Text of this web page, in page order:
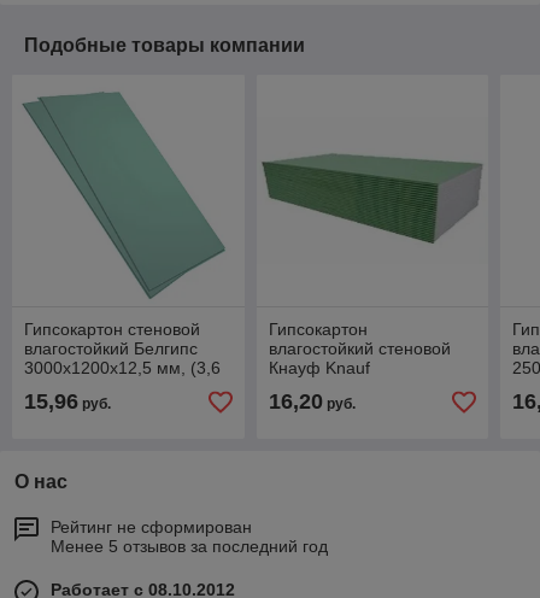
Подобные товары компании
Гипсокартон стеновой
влагостойкий Белгипс
3000x1200x12,5 мм, (3,6
15,96 руб.
Гипсокартон
влагостойкий стеновой
Кнауф Knauf
3000х1200x12,5 (3,6 м2)
РФ
16,20руб.
О нас
Рейтинг не сформирован
Менее 5 отзывов за последний год
Работает с 08.10.2012